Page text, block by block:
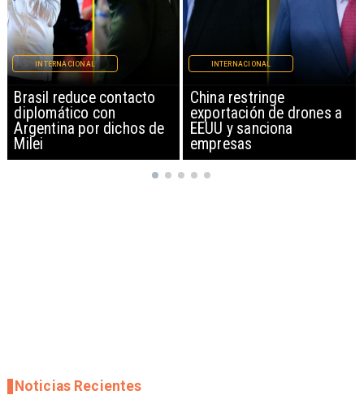
China restringe
exportación de drones a
EEUU y sanciona
empresas
INTERNACIONAL
Papa León XIV anuncia
gira por Sudamérica
INTERNACIONAL
Noticias Recientes